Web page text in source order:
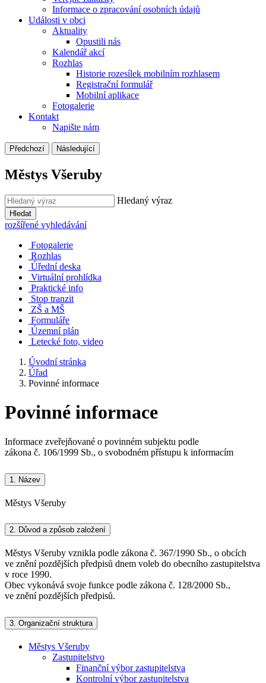
Informace o zpracování osobních údajů
Události v obci
Aktuality
Opustili nás
Kalendář akcí
Rozhlas
Historie rozesílek mobilním rozhlasem
Registrační formulář
Mobilní aplikace
Fotogalerie
Kontakt
Napište nám
Předchozí Následující
Městys Všeruby
Hledaný výraz
Hledat
rozšířené vyhledávání
Fotogalerie
Rozhlas
Úřední deska
Virtuální prohlídka
Praktické info
Stop tranzit
ZŠ a MŠ
Formuláře
Územní plán
Letecké foto, video
Úvodní stránka
Úřad
Povinné informace
Povinné informace
Informace zveřejňované o povinném subjektu podle
zákona č. 106/1999 Sb., o svobodném přístupu k informacím
1. Název
Městys Všeruby
2. Důvod a způsob založení
Městys Všeruby vznikla podle zákona č. 367/1990 Sb., o obcích
ve znění pozdějších předpisů dnem voleb do obecního zastupitelstva
v roce 1990.
Obec vykonává svoje funkce podle zákona č. 128/2000 Sb.,
ve znění pozdějších předpisů.
3. Organizační struktura
Městys Všeruby
Zastupitelstvo
Finanční výbor zastupitelstva
Kontrolní výbor zastupitelstva